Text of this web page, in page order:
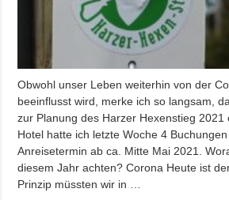
Obwohl unser Leben weiterhin von der
beeinflusst wird, merke ich so langsam,
zur Planung des Harzer Hexenstieg 2021
Hotel hatte ich letzte Woche 4
Anreisetermin ab ca. Mitte Mai 2021.
diesem Jahr achten? Corona Heute ist
Prinzip müssten wir in …